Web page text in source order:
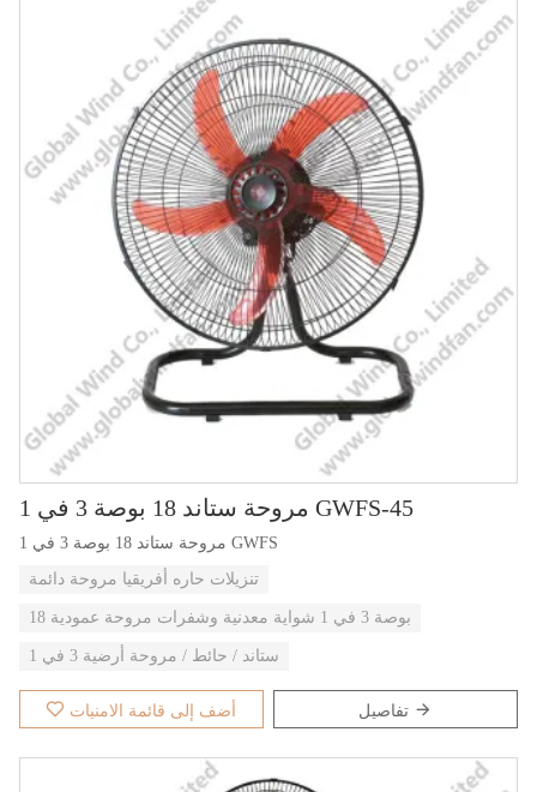
مروحة ستاند 18 بوصة 3 في 1 GWFS-45
مروحة ستاند 18 بوصة 3 في 1 GWFS
تنزيلات حاره أفريقيا مروحة دائمة
18 بوصة 3 في 1 شواية معدنية وشفرات مروحة عمودية
ستاند / حائط / مروحة أرضية 3 في 1
أضف إلى قائمة الامنيات تفاصيل